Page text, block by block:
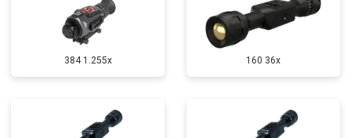
384 1.255х 160 36x